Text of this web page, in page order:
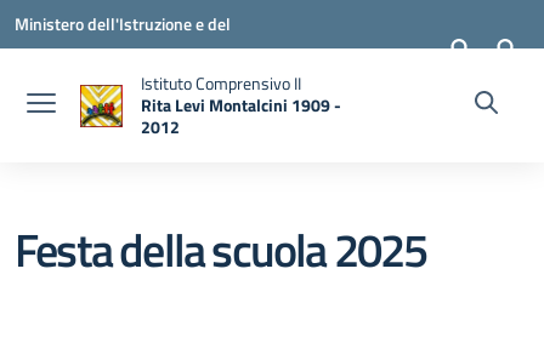
Vai ai contenuti
Vai al menu di navigazione
Vai al footer
Ministero dell'Istruzione e del
Istituto Comprensivo II
Rita Levi Montalcini 1909 -
2012
Festa della scuola 2025